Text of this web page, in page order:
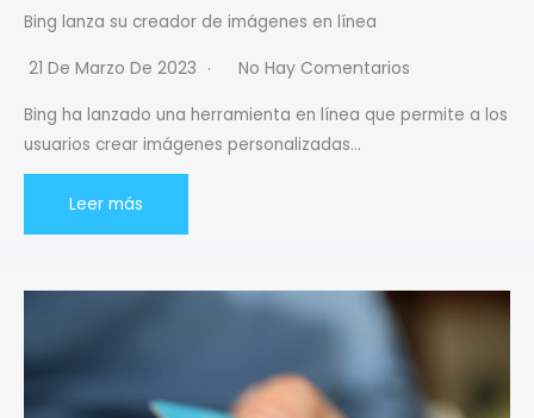
Bing lanza su creador de imágenes en línea
21 De Marzo De 2023 No Hay Comentarios
Bing ha lanzado una herramienta en línea que permite a los
usuarios crear imágenes personalizadas…
Leer más